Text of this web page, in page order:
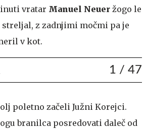
vratar Manuel Neuer žogo le
streljal, z zadnjimi močmi pa je
v kot.
1 / 47
poletno začeli Južni Korejci.
branilca posredovati daleč od